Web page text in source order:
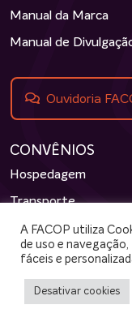
Manual da Marca
Manual de
Ouvidoria
CONVÊNIOS
Hospedagem
Transporte
Outros
Parcerias
A FACOP utiliza
de uso e
fáceis e
Desativar cookies